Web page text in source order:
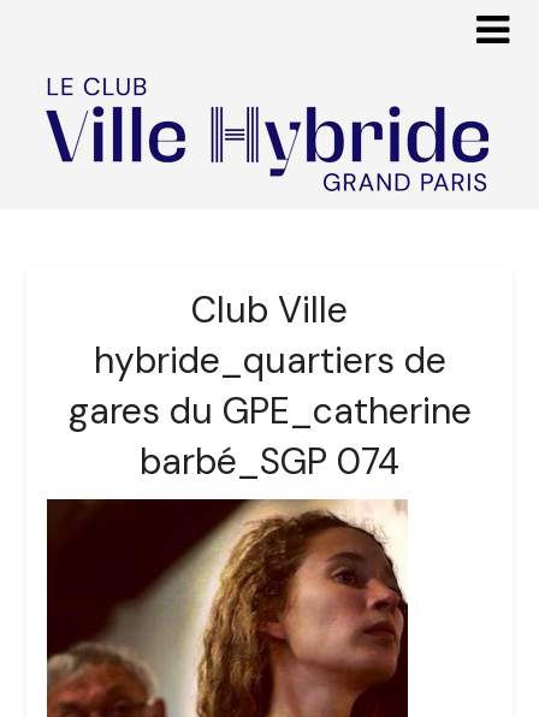
Club Ville
hybride_quartiers de
gares du GPE_catherine
barbé_SGP 074